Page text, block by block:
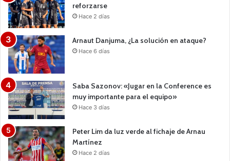
reforzarse
Hace 2 días
Arnaut Danjuma, ¿La solución en ataque?
Hace 6 días
Saba Sazonov: «Jugar en la Conference es
muy importante para el equipo»
Hace 3 días
Peter Lim da luz verde al fichaje de Arnau
Martínez
Hace 2 días